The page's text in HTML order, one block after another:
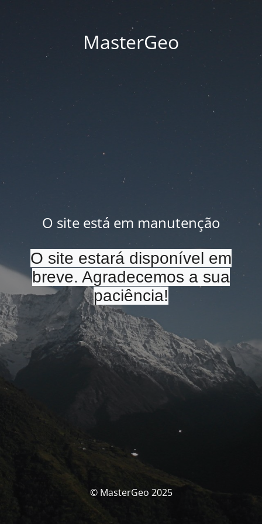
MasterGeo
O site está em manutenção
O site estará disponível em
breve. Agradecemos a sua
paciência!
© MasterGeo 2025